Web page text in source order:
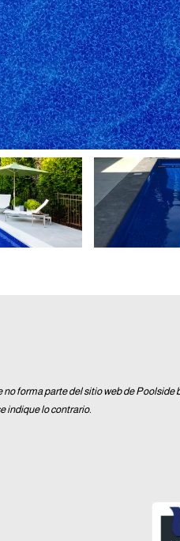
forma parte del sitio web de
indique lo contrario.